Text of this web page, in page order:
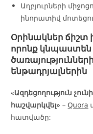
Աղբյուրների
ինորատիվ
Օրինակներ ճիշտ
որոնք
ենթադրյալներին
«Ազդեցողություն
հաշվարկվել» – Quora
հատվածը: